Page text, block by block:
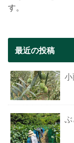
す。
最近の投稿
小
ぶ